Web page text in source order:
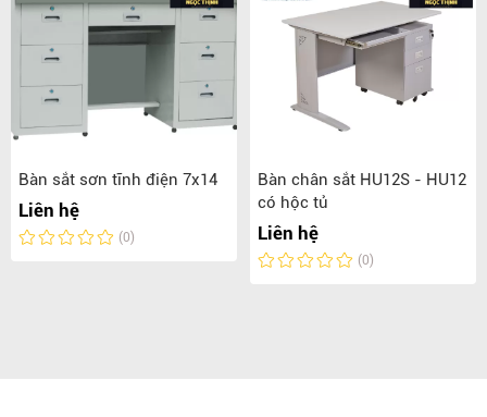
Bàn sắt sơn tĩnh điện 7x14
Liên hệ
(0)
Bàn chân sắt HU12S - HU12
có hộc tủ
Liên hệ
(0)